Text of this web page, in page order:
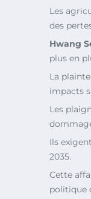
Les
des
Hwang
plus en
La
impacts
Les
Ils
2035.
Cette
politique